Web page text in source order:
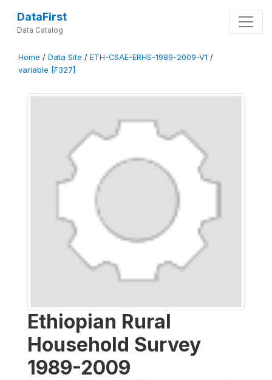
DataFirst
Data Catalog
Home / Data Site / ETH-CSAE-ERHS-1989-2009-V1 /
variable [F327]
Ethiopian Rural
Household Survey
1989-2009